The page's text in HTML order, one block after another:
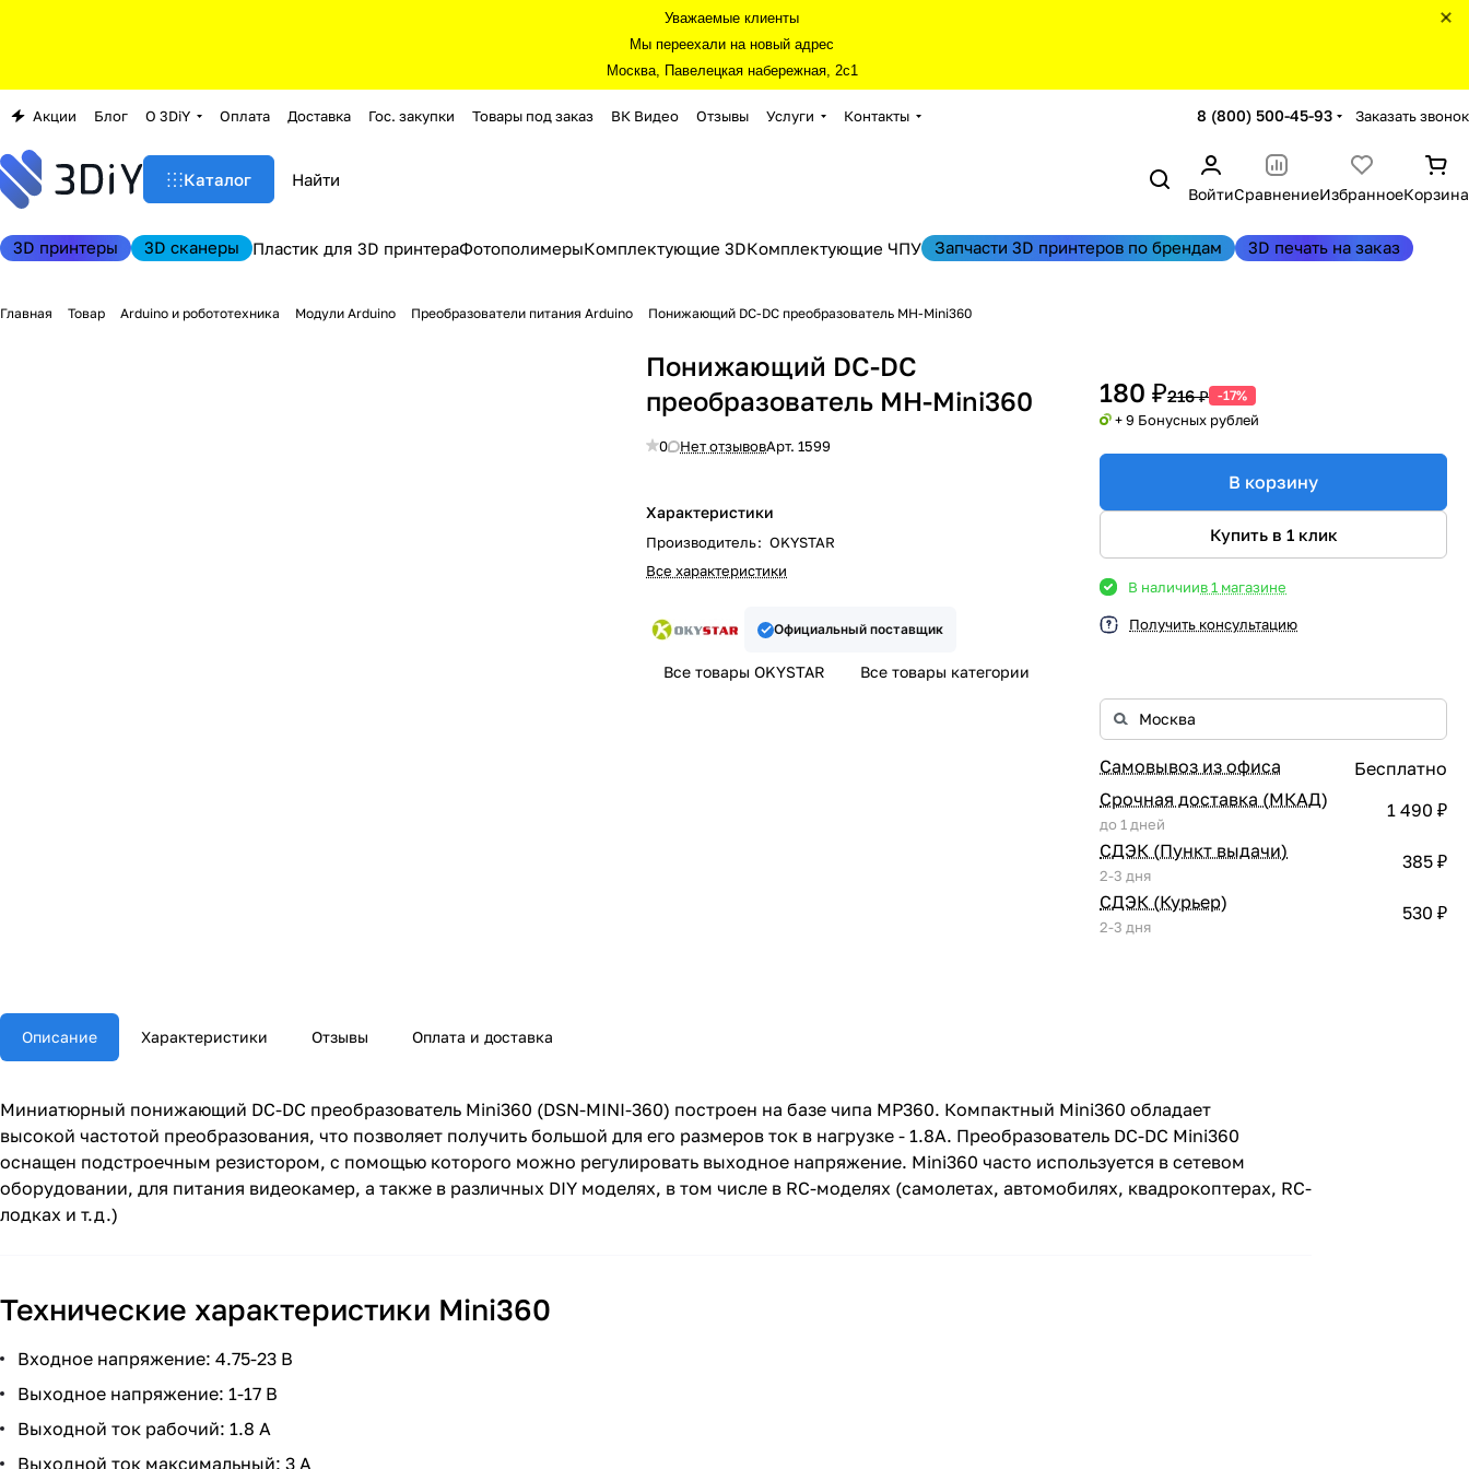
Уважаемые клиенты
Мы переехали на новый адрес
Москва, Павелецкая набережная, 2с1
Акции Блог О 3DiY Оплата Доставка Гос. закупки Товары под заказ ВК Видео Отзывы Услуги Контакты 8 (800) 500-45-93 Заказать звонок
Каталог
ВойтиСравнениеИзбранноеКорзина
3D принтеры 3D сканеры Пластик для 3D принтераФотополимерыКомплектующие 3DКомплектующие ЧПУ Запчасти 3D принтеров по брендам 3D печать на заказ
Главная Товар Arduino и робототехника Модули Arduino Преобразователи питания Arduino Понижающий DC-DC преобразователь MH-Mini360
Понижающий DC-DC
преобразователь MH-Mini360
0 Нет отзывовАрт.1599
Характеристики
Производитель: OKYSTAR
Все характеристики
Официальный поставщик
Все товары OKYSTAR Все товары категории
180 ₽216 ₽ -17%
+ 9 Бонусных рублей
В корзину
Купить в 1 клик
В наличиив 1 магазине
Получить консультацию
Самовывоз из офиса
Бесплатно
Срочная доставка (МКАД)
до 1 дней
1 490 ₽
СДЭК (Пункт выдачи)
2-3 дня
385 ₽
СДЭК (Курьер)
2-3 дня
530 ₽
Описание Характеристики Отзывы Оплата и доставка
Миниатюрный понижающий DC-DC преобразователь Mini360 (DSN-MINI-360) построен на базе чипа MP360. Компактный Mini360 обладает
высокой частотой преобразования, что позволяет получить большой для его размеров ток в нагрузке - 1.8А. Преобразователь DC-DC Mini360
оснащен подстроечным резистором, с помощью которого можно регулировать выходное напряжение. Mini360 часто используется в сетевом
оборудовании, для питания видеокамер, а также в различных DIY моделях, в том числе в RC-моделях (самолетах, автомобилях, квадрокоптерах, RC-
лодках и т.д.)
Технические характеристики Mini360
Входное напряжение: 4.75-23 В
Выходное напряжение: 1-17 В
Выходной ток рабочий: 1.8 А
Выходной ток максимальный: 3 А